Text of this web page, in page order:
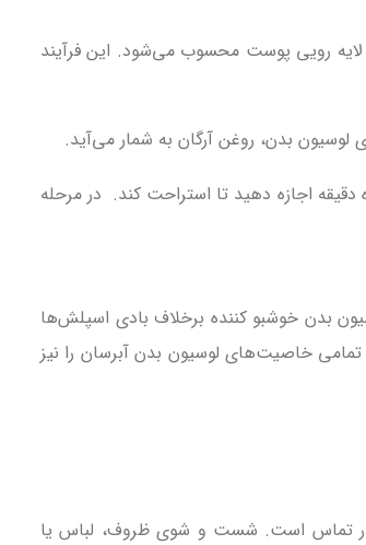
لایه رویی پوست محسوب می‌شود. این فرآیند
بدن، روغن آرگان به شمار می‌آید.
بدن نرم کننده را پس از استحمام با آب ولرم استفاده کنید. نخست اجازه دهید پوست شما خوب خشک شود. سپس بین 8 الی ده دقیقه اجازه دهید تا استراحت کند. در مرحله
بدن خوشبو کننده برخلاف بادی اسپلش‌ها
خاصیت‌های لوسیون بدن آبرسان را نیز
در تماس است. شست و شوی ظروف، لباس یا